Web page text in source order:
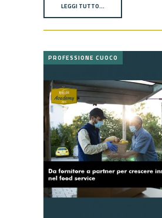
LEGGI TUTTO…
PROFESSIONE CUOCO